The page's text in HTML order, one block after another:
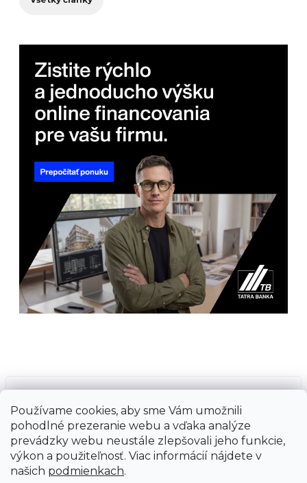
Používame cookies, aby sme Vám umožnili
pohodlné prezeranie webu a vďaka analýze
prevádzky webu neustále zlepšovali jeho funkcie,
výkon a použiteľnosť. Viac informácií nájdete v
našich podmienkach.